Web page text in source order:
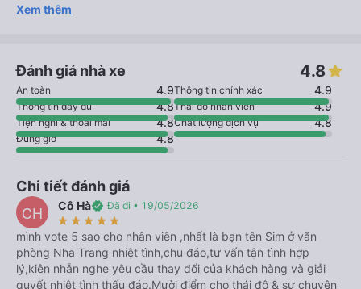
Xem thêm
Đánh giá nhà xe 4.8
An toàn 4.9Thông tin chính xác 4.9
Thông tin đầy đủ 4.8Thái độ nhân viên 4.9
Tiện nghi & thoải mái 4.8Chất lượng dịch vụ 4.8
Đúng giờ 4.8
Chi tiết đánh giá
CH Cô Hàverified Đã đi • 19/05/2026
star_rate star_rate star_rate star_rate star_rate
mình vote 5 sao cho nhân viên ,nhất là bạn tên Sim ở văn
phòng Nha Trang nhiệt tình,chu đáo,tư vấn tận tình hợp
lý,kiên nhẫn nghe yêu cầu thay đổi của khách hàng và giải
quyết nhiệt tình thấu đáo.Mười điểm cho thái độ & sự chuyên